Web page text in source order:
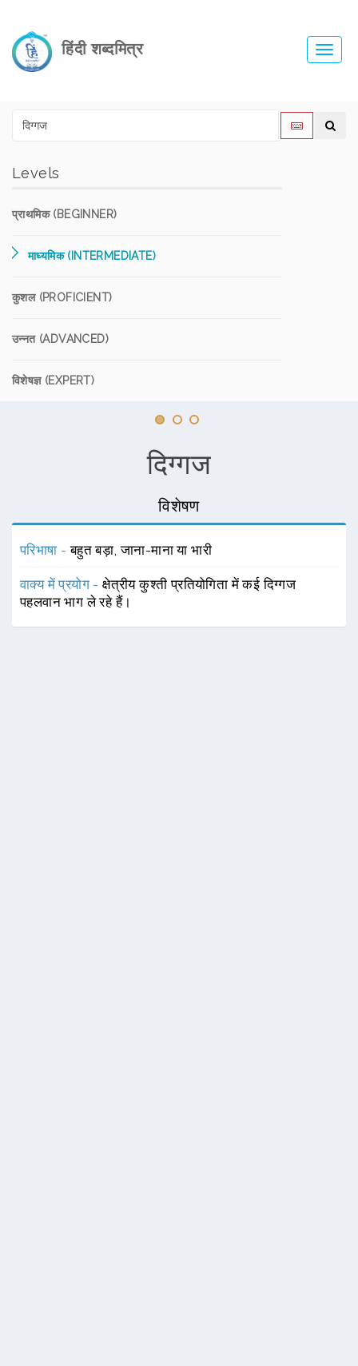
हिंदी शब्दमित्र
Levels
प्राथमिक (BEGINNER)
माध्यमिक (INTERMEDIATE)
कुशल (PROFICIENT)
उन्नत (ADVANCED)
विशेषज्ञ (EXPERT)
दिग्गज
विशेषण
परिभाषा -बहुत बड़ा, जाना-माना या भारी
वाक्य में प्रयोग -क्षेत्रीय कुश्ती प्रतियोगिता में कई दिग्गज
पहलवान भाग ले रहे हैं।